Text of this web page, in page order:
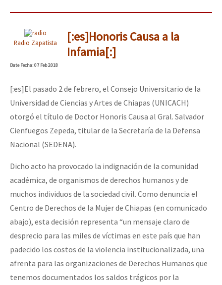
Radio Zapatista
[:es]Honoris Causa a la
Infamia[:]
DateFecha: 07 Feb 2018
[:es]El pasado 2 de febrero, el Consejo Universitario de la
Universidad de Ciencias y Artes de Chiapas (UNICACH)
otorgó el título de Doctor Honoris Causa al Gral. Salvador
Cienfuegos Zepeda, titular de la Secretaría de la Defensa
Nacional (SEDENA).
Dicho acto ha provocado la indignación de la comunidad
académica, de organismos de derechos humanos y de
muchos individuos de la sociedad civil. Como denuncia el
Centro de Derechos de la Mujer de Chiapas (en comunicado
abajo), esta decisión representa “un mensaje claro de
desprecio para las miles de víctimas en este país que han
padecido los costos de la violencia institucionalizada, una
afrenta para las organizaciones de Derechos Humanos que
tenemos documentados los saldos trágicos por la